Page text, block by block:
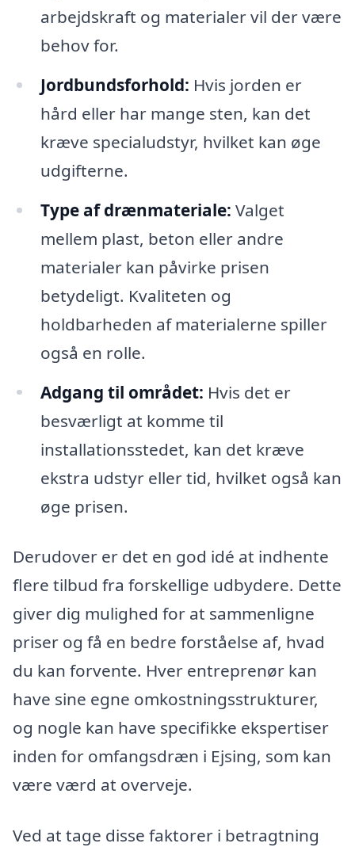
arbejdskraft og materialer vil der være
behov for.
Jordbundsforhold: Hvis jorden er
hård eller har mange sten, kan det
kræve specialudstyr, hvilket kan øge
udgifterne.
Type af drænmateriale: Valget
mellem plast, beton eller andre
materialer kan påvirke prisen
betydeligt. Kvaliteten og
holdbarheden af materialerne spiller
også en rolle.
Adgang til området: Hvis det er
besværligt at komme til
installationsstedet, kan det kræve
ekstra udstyr eller tid, hvilket også kan
øge prisen.
Derudover er det en god idé at indhente
flere tilbud fra forskellige udbydere. Dette
giver dig mulighed for at sammenligne
priser og få en bedre forståelse af, hvad
du kan forvente. Hver entreprenør kan
have sine egne omkostningsstrukturer,
og nogle kan have specifikke ekspertiser
inden for omfangsdræn i Ejsing, som kan
være værd at overveje.
Ved at tage disse faktorer i betragtning